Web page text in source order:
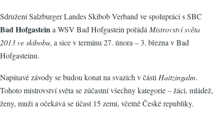
Sdružení Salzburger Landes Skibob Verband ve spolupráci s SBC
Bad Hofgasteina WSV Bad Hofgastein pořádá Mistrovství světa
2013 ve skibobu, a sice v termínu 27. února – 3. března v Bad
Hofgasteinu.
Napínavé závody se budou konat na svazích v části Haitzingalm.
Tohoto mistrovství světa se zúčastní všechny kategorie – žáci, mládež,
ženy, muži a očekává se účast 15 zemí, včetně České republiky.